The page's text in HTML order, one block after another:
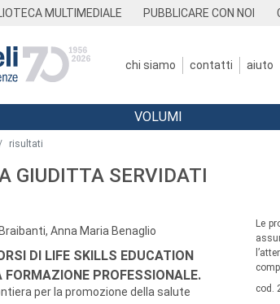
MULTIMEDIALE PUBBLICARE CON NOI
chi siamo contatti aiuto
VOLUMI
risultati
GIUDITTA SERVIDATI
Anna Maria Benaglio
DI LIFE SKILLS EDUCATION
FORMAZIONE PROFESSIONALE.
per la promozione della salute
Le
cod.